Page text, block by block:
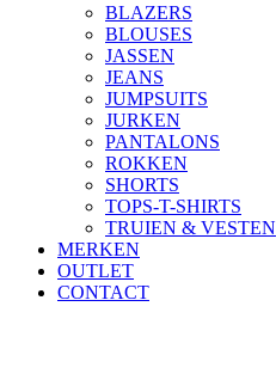
BLAZERS
BLOUSES
JASSEN
JEANS
JUMPSUITS
JURKEN
PANTALONS
ROKKEN
SHORTS
TOPS-T-SHIRTS
TRUIEN & VESTEN
MERKEN
OUTLET
CONTACT